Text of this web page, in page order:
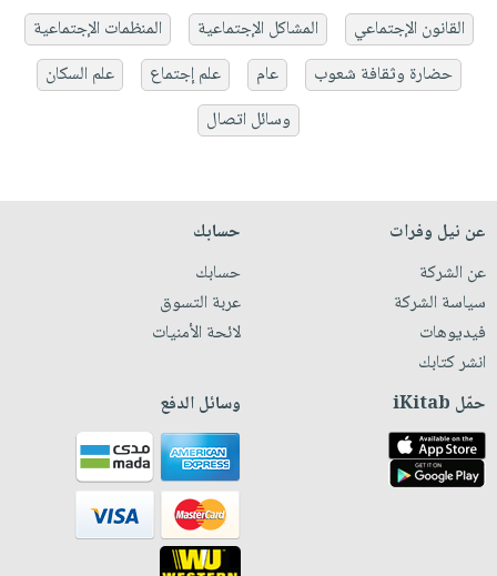
القانون الإجتماعي
المشاكل الإجتماعية
المنظمات الإجتماعية
حضارة وثقافة شعوب
عام علم إجتماع
علم السكان
وسائل اتصال
عن نيل وفرات
عن الشركة
سياسة الشركة
فيديوهات
انشر كتابك
حسابك
حسابك
عربة التسوق
لائحة الأمنيات
حمّل iKitab وسائل الدفع